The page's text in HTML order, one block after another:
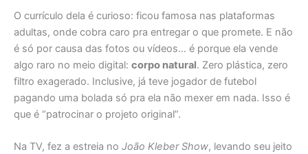
O currículo dela é curioso: ficou famosa nas plataformas
adultas, onde cobra caro pra entregar o que promete. E não
é só por causa das fotos ou vídeos… é porque ela vende
algo raro no meio digital: corpo natural. Zero plástica, zero
filtro exagerado. Inclusive, já teve jogador de futebol
pagando uma bolada só pra ela não mexer em nada. Isso é
que é “patrocinar o projeto original”.
Na TV, fez a estreia no João Kleber Show, levando seu jeito